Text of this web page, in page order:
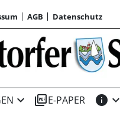
AGB Datenschutz
expand_more picture_as_pdfE-PAPER info expand_more